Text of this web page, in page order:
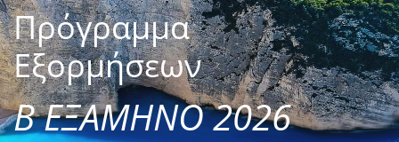
Πρόγραμμα
Εξορμήσεων
Β ΕΞΑΜΗΝΟ 2026